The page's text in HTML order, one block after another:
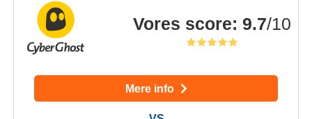
Vores score: 9.7/10
Mere info